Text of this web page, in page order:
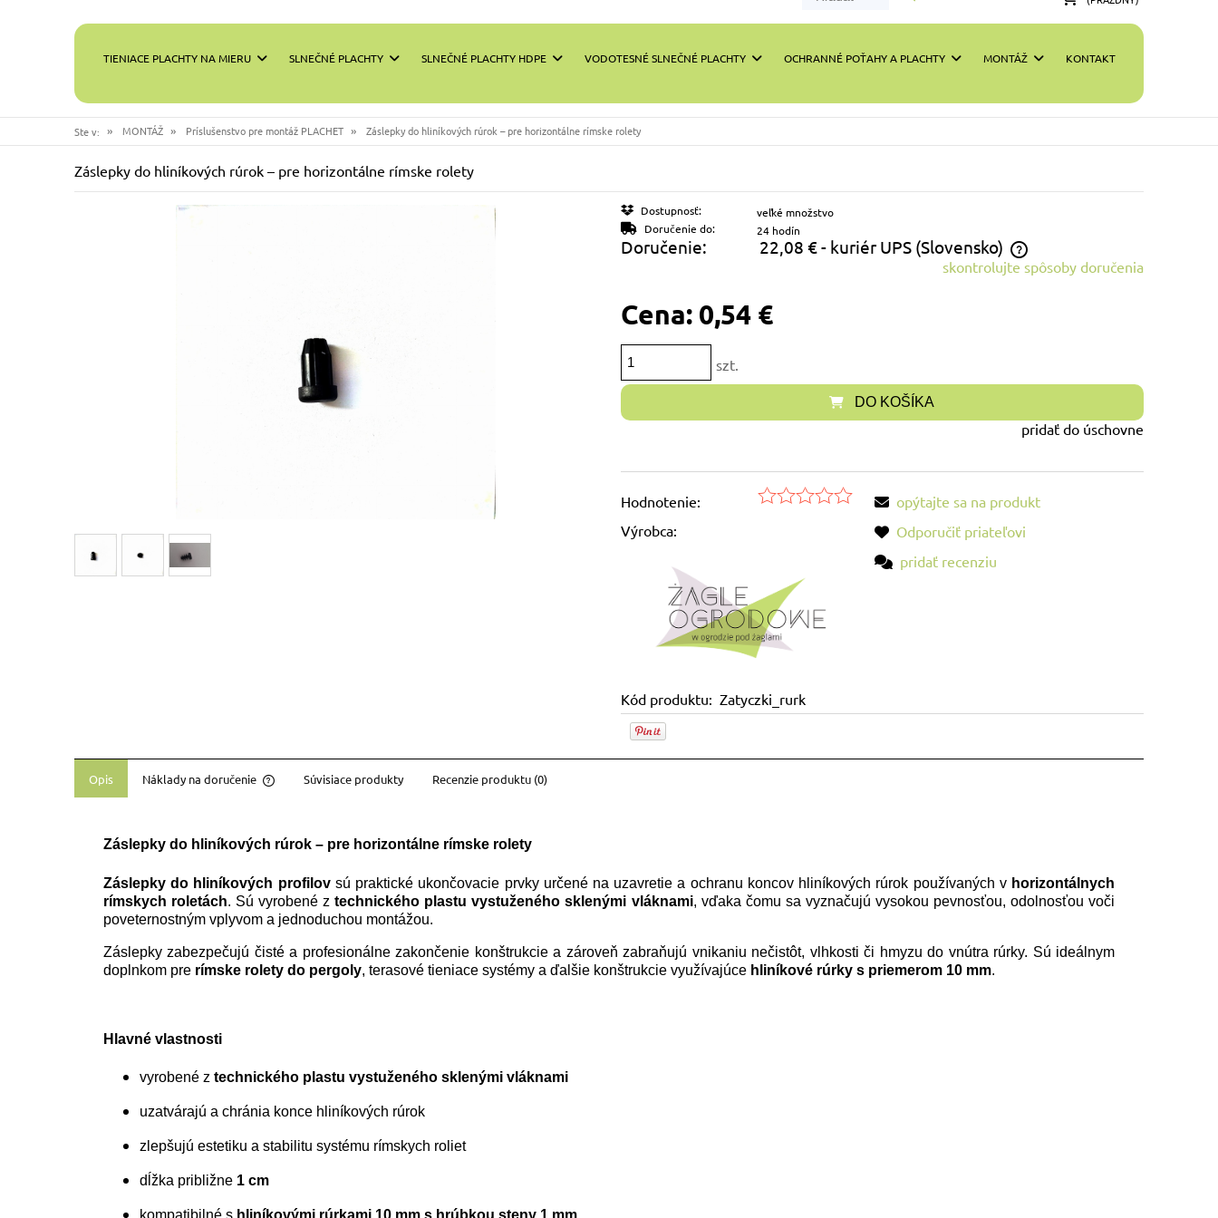
TIENIACE PLACHTY NA MIERU SLNEČNÉ PLACHTY SLNEČNÉ PLACHTY HDPE VODOTESNÉ SLNEČNÉ PLACHTY OCHRANNÉ POŤAHY A PLACHTY MONTÁŽ KONTAKT
Ste v: » MONTÁŽ » Príslušenstvo pre montáž PLACHET » Záslepky do hliníkových rúrok – pre horizontálne rímske rolety
Záslepky do hliníkových rúrok – pre horizontálne rímske rolety
Dostupnosť:
veľké množstvo
Doručenie do:
24 hodín
Doručenie: 22,08 €- kuriér UPS (Slovensko)
skontrolujte spôsoby doručenia
Cena: 0,54 €
szt.
DO KOŠÍKA
pridať do úschovne
Hodnotenie:
Výrobca:
Kód produktu: Zatyczki_rurk
opýtajte sa na produkt
Odporučiť priateľovi
pridať recenziu
Opis Náklady na doručenie
náklady
Súvisiace produkty Recenzie produktu (0)
Záslepky do hliníkových rúrok – pre horizontálne rímske rolety
Záslepky do hliníkových profilovsú praktické ukončovacie prvky určené na uzavretie a ochranu koncov hliníkových rúrok používaných v horizontálnych
rímskych roletách. Sú vyrobené ztechnického plastu vystuženého sklenými vláknami, vďaka čomu sa vyznačujú vysokou pevnosťou, odolnosťou voči
poveternostným vplyvom a jednoduchou montážou.
Záslepky zabezpečujú čisté a profesionálne zakončenie konštrukcie a zároveň zabraňujú vnikaniu nečistôt, vlhkosti či hmyzu do vnútra rúrky. Sú ideálnym
doplnkom pre rímske rolety do pergoly, terasové tieniace systémy a ďalšie konštrukcie využívajúce hliníkové rúrky s priemerom 10 mm.
Hlavné vlastnosti
vyrobené z technického plastu vystuženého sklenými vláknami
uzatvárajú a chránia konce hliníkových rúrok
zlepšujú estetiku a stabilitu systému rímskych roliet
dĺžka približne 1 cm